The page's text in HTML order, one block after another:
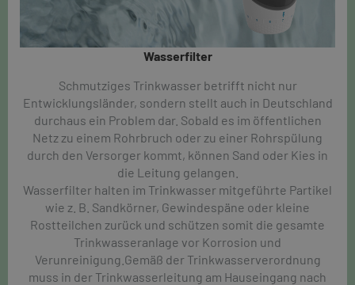
Wasserfilter​
Schmutziges Trinkwasser betrifft nicht nur
Entwicklungsländer, sondern stellt auch in Deutschland
durchaus ein Problem dar. Sobald es im öffentlichen
Netz zu einem Rohrbruch oder zu einer Rohrspülung
durch den Versorger kommt, können Sand oder Kies in
die Leitung gelangen.
Wasserfilter halten im Trinkwasser mitgeführte Partikel
wie z. B. Sandkörner, Gewindespäne oder kleine
Rostteilchen zurück und schützen somit die gesamte
Trinkwasseranlage vor Korrosion und
Verunreinigung.Gemäß der Trinkwasserverordnung
muss in der Trinkwasserleitung am Hauseingang nach